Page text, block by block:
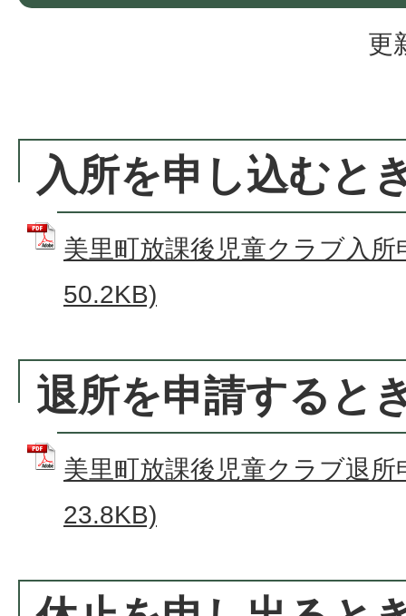
更
入所を申し込むと
美里町放課後児童クラブ入
50.2KB)
退所を申請すると
美里町放課後児童クラブ退
23.8KB)